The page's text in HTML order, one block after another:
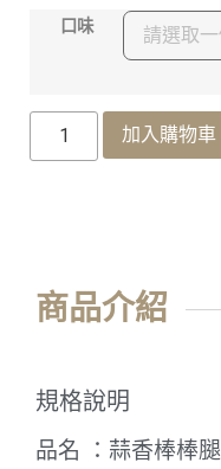
口味
加入購物車
商品介紹
規格說明
品名 ：蒜香棒棒腿